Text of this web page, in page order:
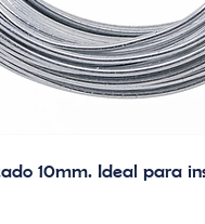
10mm. Ideal para